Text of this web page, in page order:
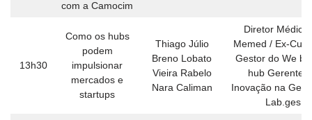
com a Camocim
13h30
Como os hubs
podem
impulsionar
mercados e
startups
Thiago Júlio
Breno Lobato
Vieira Rabelo
Nara Caliman
Diretor Médico
Memed / Ex-
Gestor do We
hub Gerente
Inovação na
Lab.ges